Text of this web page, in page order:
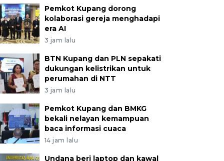
Pemkot Kupang dorong
kolaborasi gereja menghadapi
era AI
3 jam lalu
BTN Kupang dan PLN sepakati
dukungan kelistrikan untuk
perumahan di NTT
3 jam lalu
Pemkot Kupang dan BMKG
bekali nelayan kemampuan
baca informasi cuaca
14 jam lalu
Undana beri laptop dan kawal